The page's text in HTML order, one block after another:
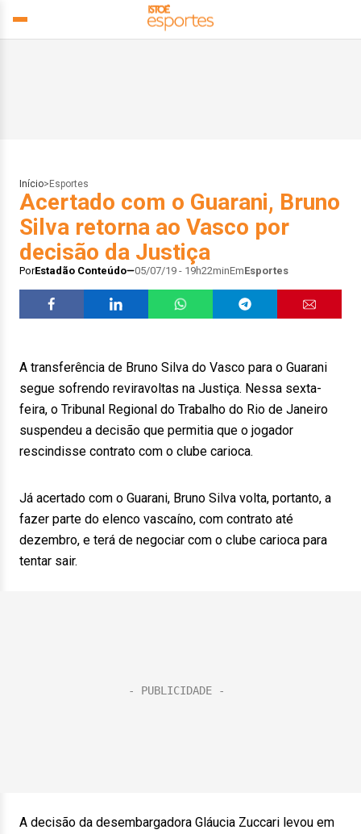
Início> Esportes
Acertado com o Guarani, Bruno
Silva retorna ao Vasco por
decisão da Justiça
PorEstadão Conteúdo 05/07/19 - 19h22minEmEsportes
A transferência de Bruno Silva do Vasco para o Guarani
segue sofrendo reviravoltas na Justiça. Nessa sexta-
feira, o Tribunal Regional do Trabalho do Rio de Janeiro
suspendeu a decisão que permitia que o jogador
rescindisse contrato com o clube carioca.
Já acertado com o Guarani, Bruno Silva volta, portanto, a
fazer parte do elenco vascaíno, com contrato até
dezembro, e terá de negociar com o clube carioca para
tentar sair.
A decisão da desembargadora Gláucia Zuccari levou em